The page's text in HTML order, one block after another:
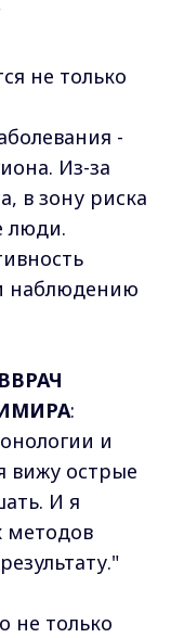
не только
-
Из-за
в зону риска
люди.
наблюдению
:
и
вижу острые
И я
методов
не только